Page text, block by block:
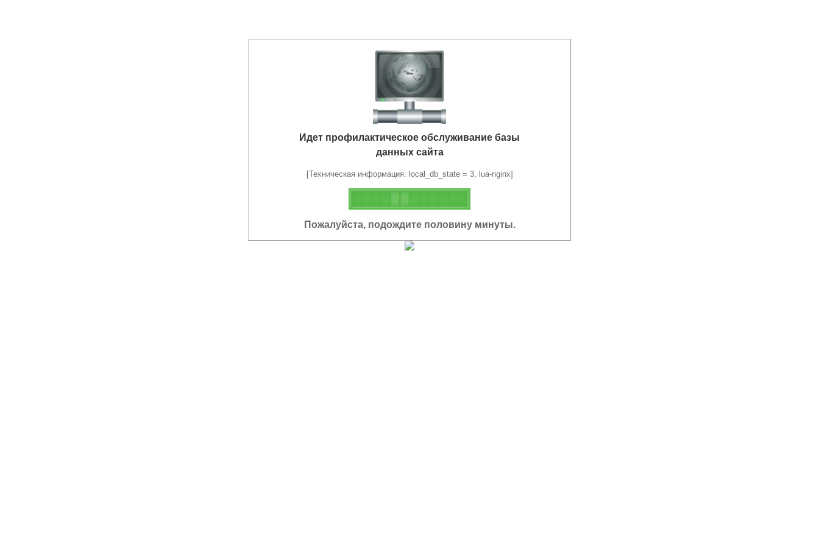
Идет профилактическое обслуживание базы
данных сайта
[Техническая информация: local_db_state = 3, lua-nginx]
Пожалуйста, подождите половину минуты.